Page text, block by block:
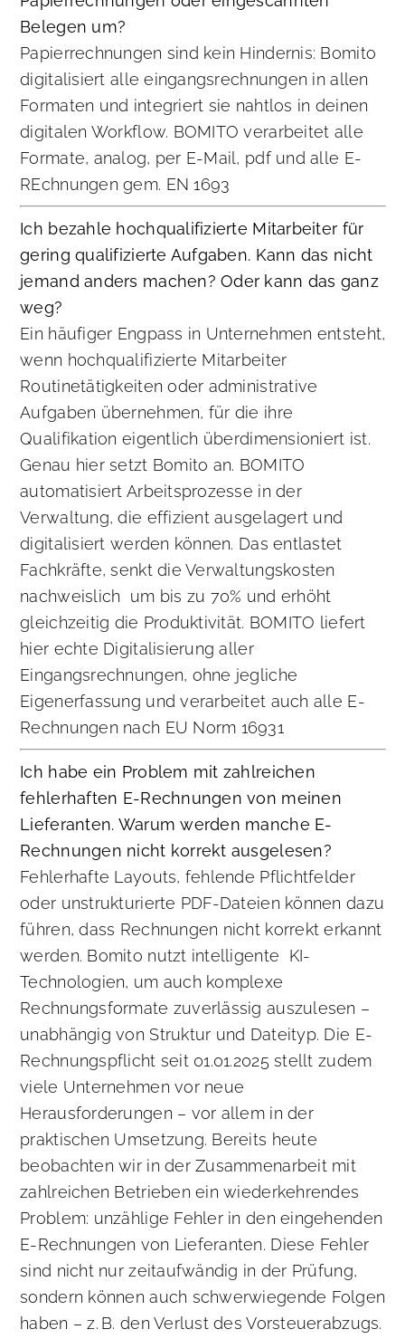
Belegen um?
Papierrechnungen sind kein Hindernis: Bomito
digitalisiert alle eingangsrechnungen in allen
Formaten und integriert sie nahtlos in deinen
digitalen Workflow. BOMITO verarbeitet alle
Formate, analog, per E-Mail, pdf und alle E-
REchnungen gem. EN 1693
Ich bezahle hochqualifizierte Mitarbeiter für
gering qualifizierte Aufgaben. Kann das nicht
jemand anders machen? Oder kann das ganz
weg?
Ein häufiger Engpass in Unternehmen entsteht,
wenn hochqualifizierte Mitarbeiter
Routinetätigkeiten oder administrative
Aufgaben übernehmen, für die ihre
Qualifikation eigentlich überdimensioniert ist.
Genau hier setzt Bomito an. BOMITO
automatisiert Arbeitsprozesse in der
Verwaltung, die effizient ausgelagert und
digitalisiert werden können. Das entlastet
Fachkräfte, senkt die Verwaltungskosten
nachweislich um bis zu 70% und erhöht
gleichzeitig die Produktivität. BOMITO liefert
hier echte Digitalisierung aller
Eingangsrechnungen, ohne jegliche
Eigenerfassung und verarbeitet auch alle E-
Rechnungen nach EU Norm 16931
Ich habe ein Problem mit zahlreichen
fehlerhaften E-Rechnungen von meinen
Lieferanten. Warum werden manche E-
Rechnungen nicht korrekt ausgelesen?
Fehlerhafte Layouts, fehlende Pflichtfelder
oder unstrukturierte PDF-Dateien können dazu
führen, dass Rechnungen nicht korrekt erkannt
werden. Bomito nutzt intelligente KI-
Technologien, um auch komplexe
Rechnungsformate zuverlässig auszulesen –
unabhängig von Struktur und Dateityp. Die E-
Rechnungspflicht seit 01.01.2025 stellt zudem
viele Unternehmen vor neue
Herausforderungen – vor allem in der
praktischen Umsetzung. Bereits heute
beobachten wir in der Zusammenarbeit mit
zahlreichen Betrieben ein wiederkehrendes
Problem: unzählige Fehler in den eingehenden
E-Rechnungen von Lieferanten. Diese Fehler
sind nicht nur zeitaufwändig in der Prüfung,
sondern können auch schwerwiegende Folgen
haben – z. B. den Verlust des Vorsteuerabzugs.